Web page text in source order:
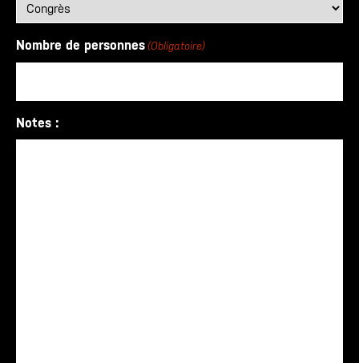
Nombre de personnes (Obligatoire)
Notes :